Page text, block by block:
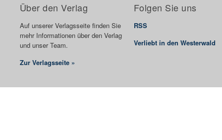
Über den Verlag
Auf unserer Verlagsseite finden Sie
mehr Informationen über den Verlag
und unser Team.
Zur Verlagsseite »
Folgen Sie uns
RSS
Verliebt in den Westerwald